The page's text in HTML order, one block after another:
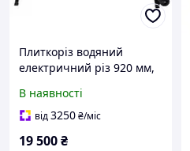
Плиткоріз водяний
електричний різ 920 мм,
підлоговий
В наявності
від3250₴/міс
19 500₴